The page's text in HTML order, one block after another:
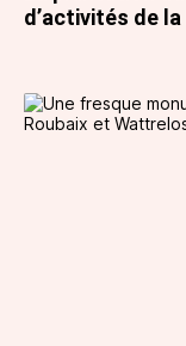
d’activités de